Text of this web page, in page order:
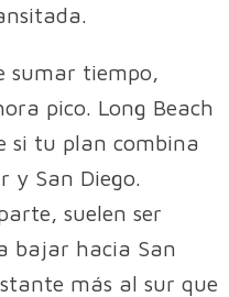
sumar tiempo,
pico. Long Beach
si tu plan combina
y San Diego.
suelen ser
bajar hacia San
más al sur que